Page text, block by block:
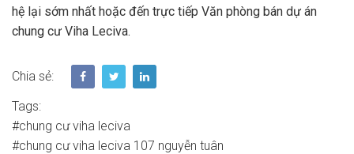
hệ lại sớm nhất hoặc đến trực tiếp Văn phòng bán dự án
chung cư Viha Leciva.
Chia sẻ:
Tags:
#chung cư viha leciva
#chung cư viha leciva 107 nguyễn tuân